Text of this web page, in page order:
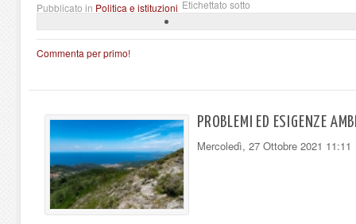
Pubblicato in Politica e istituzioni Etichettato sotto
Commenta per primo!
PROBLEMI ED ESIGENZE
Mercoledì, 27 Ottobre 2021 11:11